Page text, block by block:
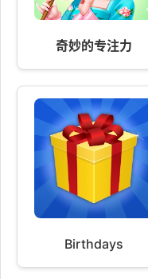
奇妙的专注力
Birthdays